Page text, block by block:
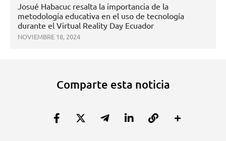
Josué Habacuc resalta la importancia de la
metodología educativa en el uso de tecnología
durante el Virtual Reality Day Ecuador
NOVIEMBRE 18, 2024
Comparte esta noticia